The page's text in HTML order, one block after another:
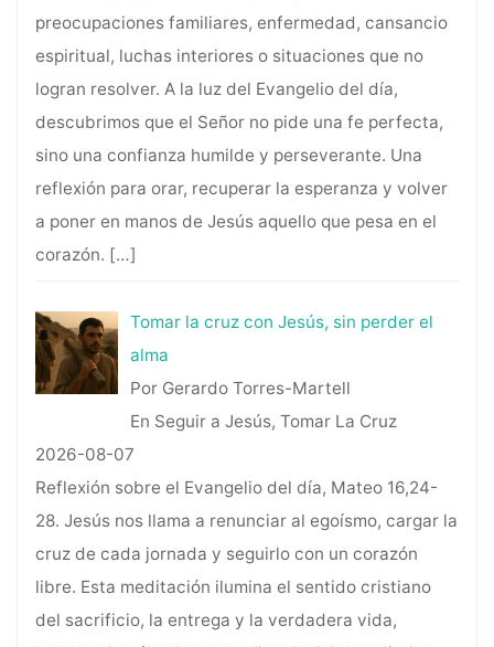
preocupaciones familiares, enfermedad, cansancio
espiritual, luchas interiores o situaciones que no
logran resolver. A la luz del Evangelio del día,
descubrimos que el Señor no pide una fe perfecta,
sino una confianza humilde y perseverante. Una
reflexión para orar, recuperar la esperanza y volver
a poner en manos de Jesús aquello que pesa en el
corazón. […]
Tomar la cruz con Jesús, sin perder el
alma
Por Gerardo Torres-Martell
En Seguir a Jesús, Tomar La Cruz
2026-08-07
Reflexión sobre el Evangelio del día, Mateo 16,24-
28. Jesús nos llama a renunciar al egoísmo, cargar la
cruz de cada jornada y seguirlo con un corazón
libre. Esta meditación ilumina el sentido cristiano
del sacrificio, la entrega y la verdadera vida,